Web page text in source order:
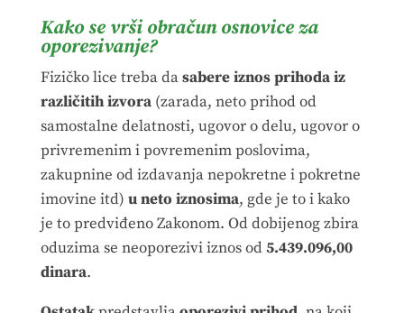
Kako se vrši obračun osnovice za
oporezivanje?
Fizičko lice treba dasabere iznos prihoda iz
različitih izvora(zarada, neto prihod od
samostalne delatnosti, ugovor o delu, ugovor o
privremenim i povremenim poslovima,
zakupnine od izdavanja nepokretne i pokretne
imovine itd) u neto iznosima, gde je to i kako
je to predviđeno Zakonom. Od dobijenog zbira
oduzima se neoporezivi iznos od5.439.096,00
dinara.